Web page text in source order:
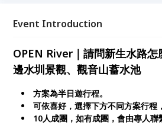
合問答互動的城市學重點走讀——
Event Introduction
OPEN River｜請問新生水路怎
邊水圳景觀、觀音山蓄水池
方案為半日遊行程。
可依喜好，選擇下方不同方案行程
10人成團，如有成團，會由專人聯